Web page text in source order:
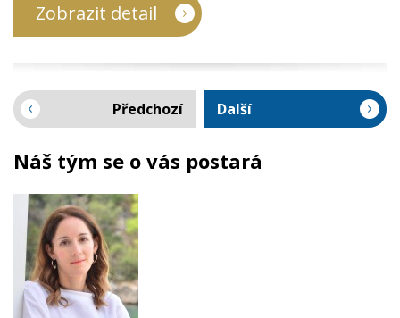
Zobrazit detail
Předchozí Další
Náš tým se o vás postará